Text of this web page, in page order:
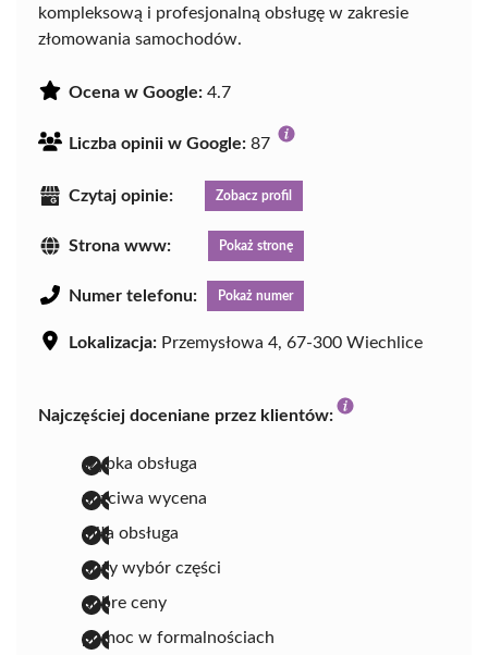
kompleksową i profesjonalną obsługę w zakresie
złomowania samochodów.
Ocena w Google: 4.7
Liczba opinii w Google: 87
Czytaj opinie: Zobacz profil
Strona www: Pokaż stronę
Numer telefonu: Pokaż numer
Lokalizacja: Przemysłowa 4, 67-300 Wiechlice
Najczęściej doceniane przez klientów:
szybka obsługa
uczciwa wycena
miła obsługa
duży wybór części
dobre ceny
pomoc w formalnościach